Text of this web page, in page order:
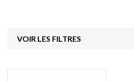
VOIR LES FILTRES